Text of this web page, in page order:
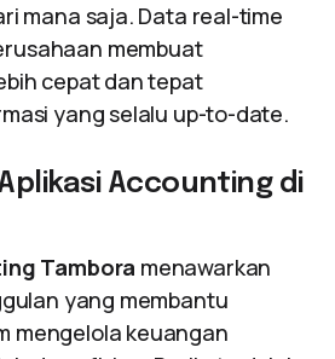
mana saja. Data real-time
membuat
cepat dan tepat
yang selalu up-to-date.
Accounting di
Tambora menawarkan
yang membantu
mengelola keuangan